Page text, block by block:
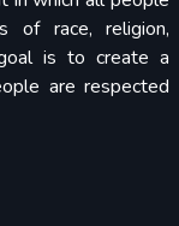
of race, religion,
is to create a
are respected